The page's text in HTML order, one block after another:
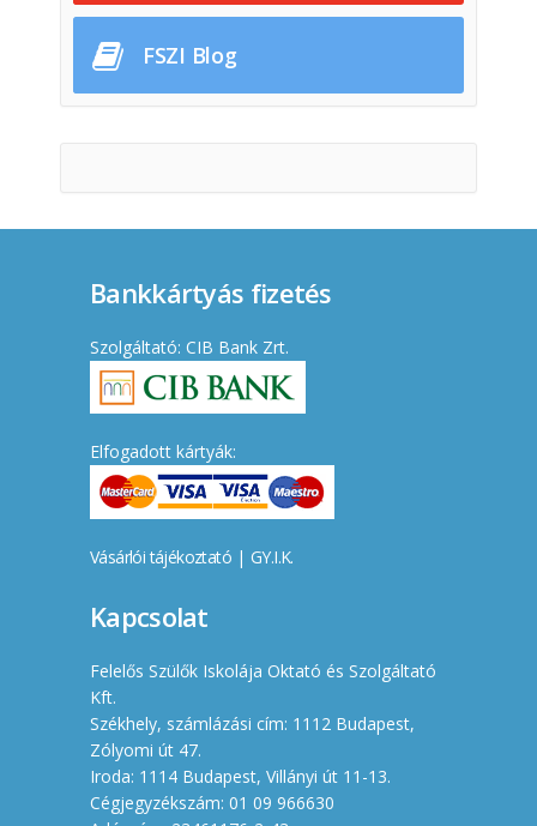
FSZI Blog
Bankkártyás fizetés
Szolgáltató: CIB Bank Zrt.
Elfogadott kártyák:
Vásárlói tájékoztató | GY.I.K.
Kapcsolat
Felelős Szülők Iskolája Oktató és Szolgáltató
Kft.
Székhely, számlázási cím: 1112 Budapest,
Zólyomi út 47.
Iroda: 1114 Budapest, Villányi út 11-13.
Cégjegyzékszám: 01 09 966630